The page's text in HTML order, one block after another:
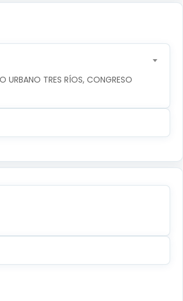
URBANO TRES RÍOS, CONGRESO